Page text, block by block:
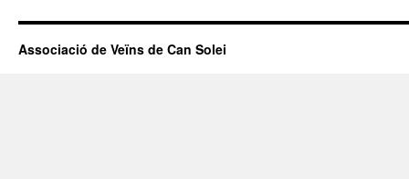
Associació de Veïns de Can Solei